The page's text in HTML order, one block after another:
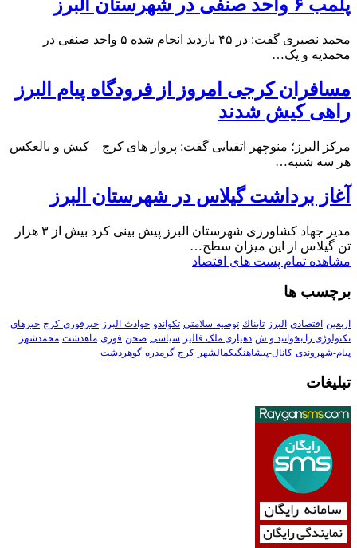
پلمب ۶ واحد صنفی در شهرستان البرز
محمد نصیری گفت: در ۴۵ بازدید انجام شده ۵ واحد صنفی در
محمدیه و یک…
مسافران کرجی امروز از فرودگاه پیام البرز
راهی کیش شدند
مرکز البرز؛ منوچهر اتقیایی گفت: پرواز های کرج – کیش و بالعکس
هر سه شنبه…
آغاز برداشت گیلاس در شهرستان البرز
مدیر جهاد کشاورزی شهرستان البرز پیش بینی کرد بیش از ۳ هزار
تن گیلاس از این میزان سطح…
مشاهده تمام پست های اقتصاد
برچسب ها
اربعین اقتصادی البرز تابناك توصیه-سلامتی تکواندو حوادث-البرز خبرفوری-کرج خبرهای
تکنولوڑی را بخوانید و ش دهیاری ملک فالیز سیاسی صحن فوری ماهدشت محمدشهر
پیام-شهروندی کانال-پیشاهنگیکمالشهر کرج گرمدره گوهردشت
تبلیغات